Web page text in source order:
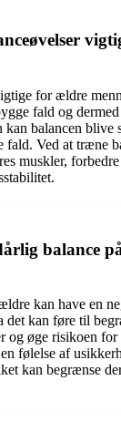
for ældre
fald og
kan balancen
fald. Ved at træne
muskler,
balance
kan have en
det kan føre til
og øge risikoen
følelse af
kan begrænse